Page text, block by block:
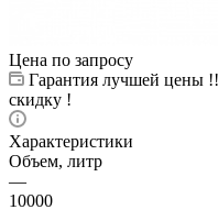
Цена по запросу
Гарантия лучшей цены
скидку !
Характеристики
Объем, литр
—
10000